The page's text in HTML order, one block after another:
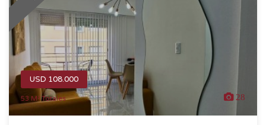
USD 108.000
53 M² Totales 28